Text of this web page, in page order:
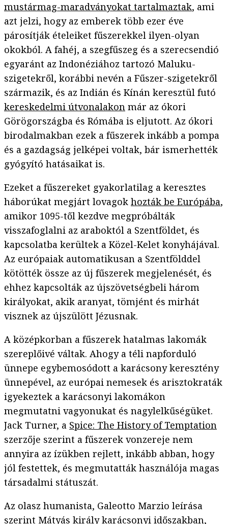
mustármag-maradványokat tartalmaztak, ami
azt jelzi, hogy az emberek több ezer éve
párosítják ételeiket fűszerekkel ilyen-olyan
okokból. A fahéj, a szegfűszeg és a szerecsendió
egyaránt az Indonéziához tartozó Maluku-
szigetekről, korábbi nevén a Fűszer-szigetekről
származik, és az Indián és Kínán keresztül futó
kereskedelmi útvonalakon már az ókori
Görögországba és Rómába is eljutott. Az ókori
birodalmakban ezek a fűszerek inkább a pompa
és a gazdagság jelképei voltak, bár ismerhették
gyógyító hatásaikat is.
Ezeket a fűszereket gyakorlatilag a keresztes
háborúkat megjárt lovagok hozták be Európába,
amikor 1095-től kezdve megpróbálták
visszafoglalni az araboktól a Szentföldet, és
kapcsolatba kerültek a Közel-Kelet konyhájával.
Az európaiak automatikusan a Szentfölddel
kötötték össze az új fűszerek megjelenését, és
ehhez kapcsolták az újszövetségbeli három
királyokat, akik aranyat, tömjént és mirhát
visznek az újszülött Jézusnak.
A középkorban a fűszerek hatalmas lakomák
szereplőivé váltak. Ahogy a téli napforduló
ünnepe egybemosódott a karácsony keresztény
ünnepével, az európai nemesek és arisztokraták
igyekeztek a karácsonyi lakomákon
megmutatni vagyonukat és nagylelkűségüket.
Jack Turner, a Spice: The History of Temptation
szerzője szerint a fűszerek vonzereje nem
annyira az ízükben rejlett, inkább abban, hogy
jól festettek, és megmutatták használója magas
társadalmi státuszát.
Az olasz humanista, Galeotto Marzio leírása
szerint Mátyás király karácsonyi időszakban,